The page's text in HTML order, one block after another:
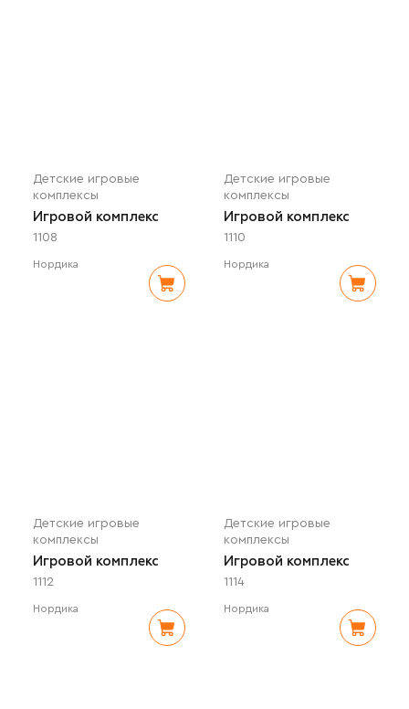
Детские игровые
комплексы
Игровой комплекс
1108
Нордика
Детские игровые
комплексы
Игровой комплекс
1110
Нордика
Детские игровые
комплексы
Игровой комплекс
1112
Нордика
Детские игровые
комплексы
Игровой комплекс
1114
Нордика